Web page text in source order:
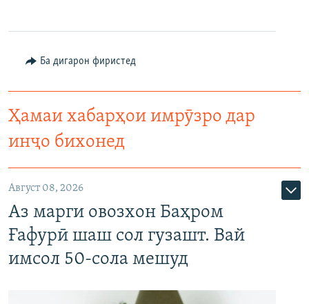
Ба дигарон фиристед
Ҳамаи хабарҳои имрӯзро дар
инҷо бихонед
Август 08, 2026
Аз марги овозхон Баҳром
Ғафурӣ шаш сол гузашт. Вай
имсол 50-сола мешуд